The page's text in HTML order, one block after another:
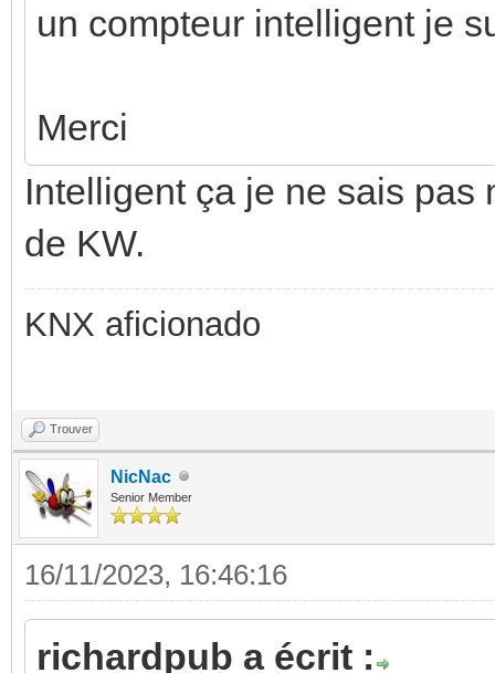
un compteur intelligent je
Merci
Intelligent ça je ne sais pas
de KW.
KNX aficionado
Trouver
NicNac
Senior Member
16/11/2023, 16:46:16
richardpub a écrit :